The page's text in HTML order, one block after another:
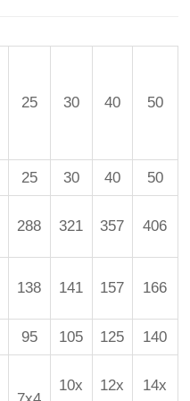
25 30 40 50
25 30 40 50
288 321 357 406
138 141 157 166
95 105 125 140
10x 12x 14x